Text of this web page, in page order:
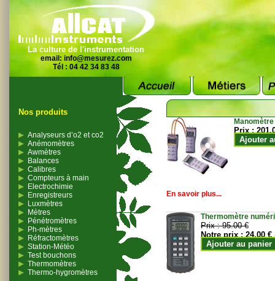
La culture de l'instrumentation
email: info@mesurez.com
Tél : 04 42 34 83 48
Nos produits
Analyseurs d’o2 et co2
Anémomètres
Awmètres
Balances
Calibres
Compteurs à main
Electrochimie
Enregistreurs
Luxmètres
Mètres
Pénétromètres
Ph-mètres
Réfractomètres
Station-Météo
Test bouchons
Thermomètres
Thermo-hygromètres
Prix :
Ajouter
En savoir plus...
Thermomètre
Prix :95.00 €
Notre prix :24.00 €
Ajouter au panier